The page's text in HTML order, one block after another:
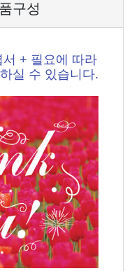
구성
+ 필요에 따라
실 수 있습니다.